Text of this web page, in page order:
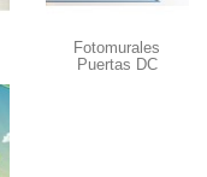
Fotomurales
Puertas DC